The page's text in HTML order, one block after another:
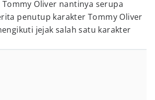
Oliver nantinya serupa
penutup karakter Tommy Oliver
jejak salah satu karakter